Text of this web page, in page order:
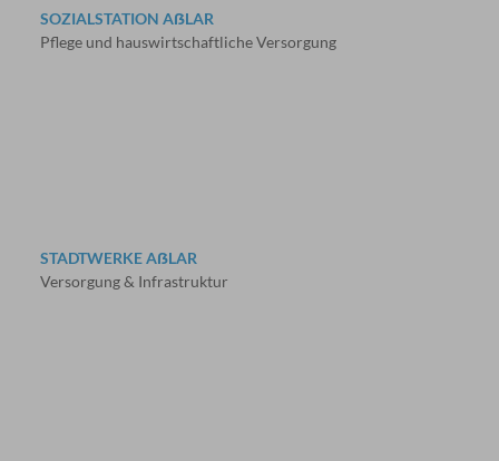
SOZIALSTATION AẞLAR
Pflege und hauswirtschaftliche Versorgung
STADTWERKE AẞLAR
Versorgung & Infrastruktur